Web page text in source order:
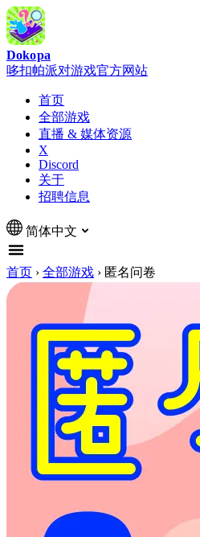
Dokopa
哆扣帕派对游戏官方网站
首页
全部游戏
直播 & 媒体资源
X
Discord
关于
招聘信息
简体中文
首页 › 全部游戏 › 匿名问卷